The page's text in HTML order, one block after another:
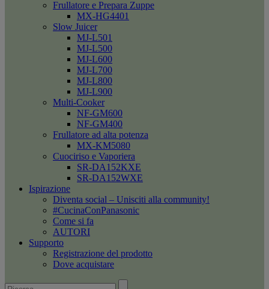
Frullatore e Prepara Zuppe
MX-HG4401
Slow Juicer
MJ-L501
MJ-L500
MJ-L600
MJ-L700
MJ-L800
MJ-L900
Multi-Cooker
NF-GM600
NF-GM400
Frullatore ad alta potenza
MX-KM5080
Cuociriso e Vaporiera
SR-DA152KXE
SR-DA152WXE
Ispirazione
Diventa social – Unisciti alla community!
#CucinaConPanasonic
Come si fa
AUTORI
Supporto
Registrazione del prodotto
Dove acquistare